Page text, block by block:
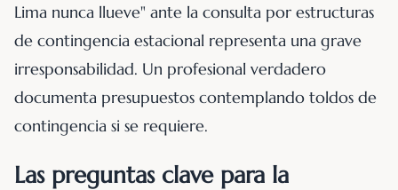
Lima nunca llueve" ante la consulta por estructuras
de contingencia estacional representa una grave
irresponsabilidad. Un profesional verdadero
documenta presupuestos contemplando toldos de
contingencia si se requiere.
Las preguntas clave para la